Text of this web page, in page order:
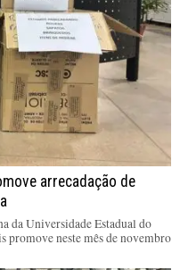
arrecadação de
da Universidade Estadual do
neste mês de novembro